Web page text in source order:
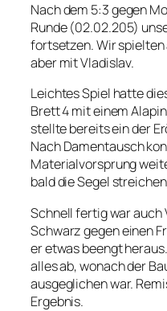
Nach dem 5:3 gegen
Runde (02.02.205)
fortsetzen. Wir
aber mit Vladislav.
Leichtes Spiel hatte
Brett 4 mit einem
stellte bereits ein der
Nach Damentausch
Materialvorsprung
bald die Segel
Schnell fertig war auch
Schwarz gegen einen
er etwas beengt
alles ab, wonach der
ausgeglichen war.
Ergebnis.